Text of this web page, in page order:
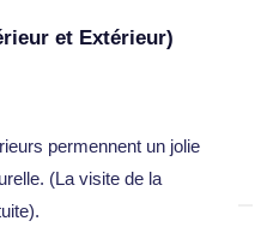
et Extérieur)
permennent un jolie
(La visite de la